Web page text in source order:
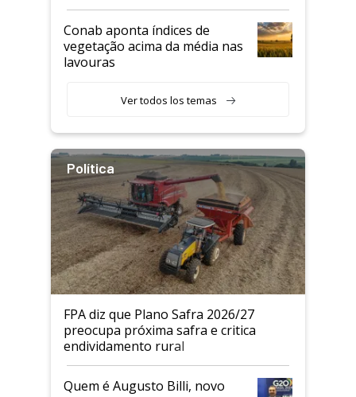
Conab aponta índices de
vegetação acima da média nas
lavouras
Ver todos los temas
Política
FPA diz que Plano Safra 2026/27
preocupa próxima safra e critica
endividamento rural
Quem é Augusto Billi, novo